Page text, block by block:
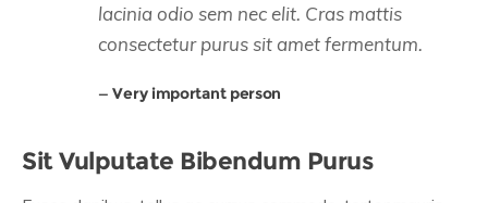
lacinia odio sem nec elit. Cras mattis
consectetur purus sit amet fermentum.
Very important person
Sit Vulputate Bibendum Purus